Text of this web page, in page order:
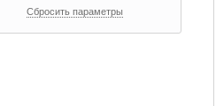
Сбросить параметры